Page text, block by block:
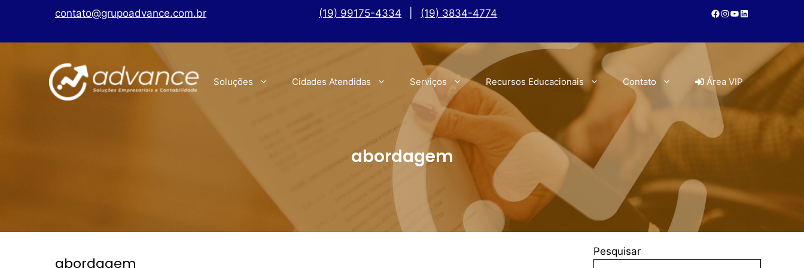
contato@grupoadvance.com.br (19) 99175-4334 (19) 3834-4774
Soluções Cidades Atendidas Serviços Recursos Educacionais Contato Área VIP
abordagem
abordagem
Pesquisar